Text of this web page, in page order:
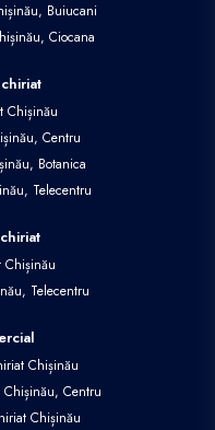
Buiucani
Ciocana
Chișinău
Centru
Botanica
Telecentru
Chișinău
Telecentru
Chișinău
Centru
Chișinău